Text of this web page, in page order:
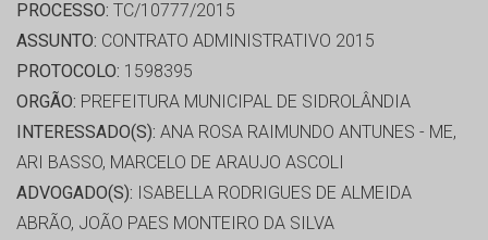
PROCESSO: TC/10777/2015
ASSUNTO: CONTRATO ADMINISTRATIVO 2015
PROTOCOLO: 1598395
ORGÃO: PREFEITURA MUNICIPAL DE SIDROLÂNDIA
INTERESSADO(S): ANA ROSA RAIMUNDO ANTUNES - ME,
ARI BASSO, MARCELO DE ARAUJO ASCOLI
ADVOGADO(S): ISABELLA RODRIGUES DE ALMEIDA
ABRÃO, JOÃO PAES MONTEIRO DA SILVA